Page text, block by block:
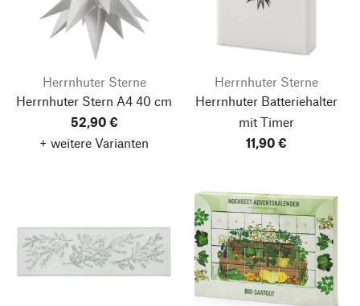
Herrnhuter Sterne
Herrnhuter Stern A4 40 cm
52,90 €
+ weitere Varianten
Herrnhuter Sterne
Herrnhuter Batteriehalter
mit Timer
11,90 €